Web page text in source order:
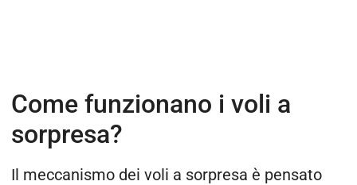
Come funzionano i voli a
sorpresa?
Il meccanismo dei voli a sorpresa è pensato